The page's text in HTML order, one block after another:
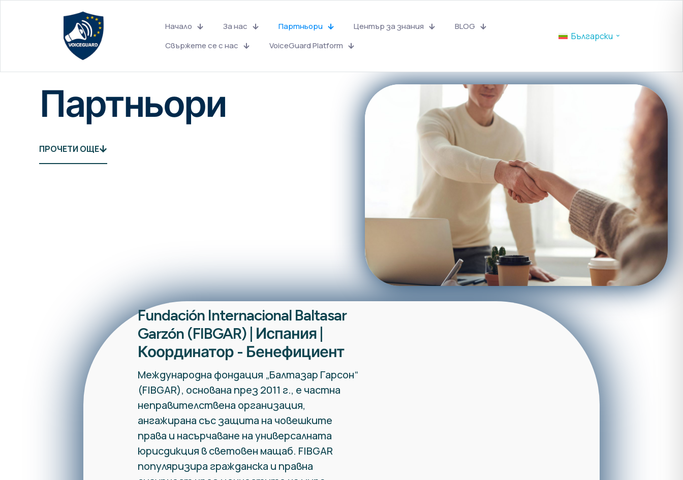
Начало За нас Партньори Център за знания
BLOG
Свържете се с нас
VoiceGuard Platform
Български
Партньори
ПРОЧЕТИ ОЩЕ
Fundación Internacional Baltasar
Garzón (FIBGAR) | Испания |
Координатор - Бенефициент
Международна фондация „Балтазар Гарсон“
(FIBGAR), основана през 2011 г., е частна
неправителствена организация,
ангажирана със защита на човешките
права и насърчаване на универсалната
юрисдикция в световен мащаб. FIBGAR
популяризира гражданска и правна